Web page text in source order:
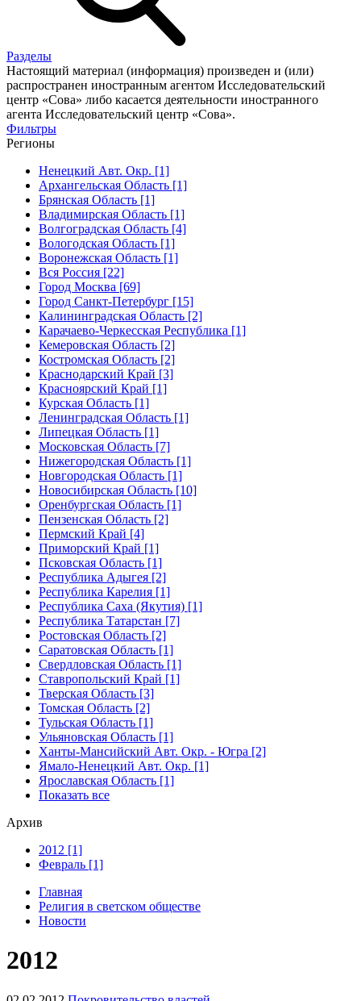
Разделы
Настоящий материал (информация) произведен и (или)
распространен иностранным агентом Исследовательский
центр «Сова» либо касается деятельности иностранного
агента Исследовательский центр «Сова».
Фильтры
Регионы
Ненецкий Авт. Окр. [1]
Архангельская Область [1]
Брянская Область [1]
Владимирская Область [1]
Волгоградская Область [4]
Вологодская Область [1]
Воронежская Область [1]
Вся Россия [22]
Город Москва [69]
Город Санкт-Петербург [15]
Калининградская Область [2]
Карачаево-Черкесская Республика [1]
Кемеровская Область [2]
Костромская Область [2]
Краснодарский Край [3]
Красноярский Край [1]
Курская Область [1]
Ленинградская Область [1]
Липецкая Область [1]
Московская Область [7]
Нижегородская Область [1]
Новгородская Область [1]
Новосибирская Область [10]
Оренбургская Область [1]
Пензенская Область [2]
Пермский Край [4]
Приморский Край [1]
Псковская Область [1]
Республика Адыгея [2]
Республика Карелия [1]
Республика Саха (Якутия) [1]
Республика Татарстан [7]
Ростовская Область [2]
Саратовская Область [1]
Свердловская Область [1]
Ставропольский Край [1]
Тверская Область [3]
Томская Область [2]
Тульская Область [1]
Ульяновская Область [1]
Ханты-Мансийский Авт. Окр. - Югра [2]
Ямало-Ненецкий Авт. Окр. [1]
Ярославская Область [1]
Показать все
Архив
2012 [1]
Февраль [1]
Главная
Религия в светском обществе
Новости
2012